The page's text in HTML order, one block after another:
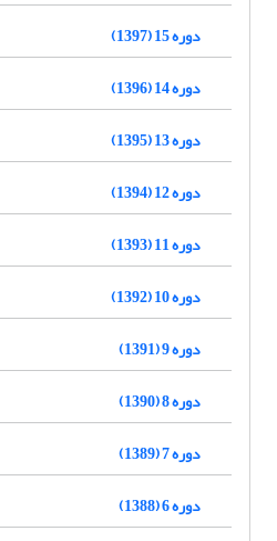
دوره 15 (1397)
دوره 14 (1396)
دوره 13 (1395)
دوره 12 (1394)
دوره 11 (1393)
دوره 10 (1392)
دوره 9 (1391)
دوره 8 (1390)
دوره 7 (1389)
دوره 6 (1388)